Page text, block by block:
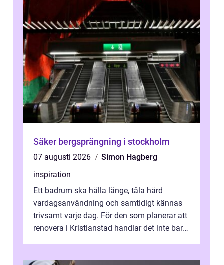
Säker bergsprängning i stockholm
07 augusti 2026
Simon Hagberg
inspiration
Ett badrum ska hålla länge, tåla hård
vardagsanvändning och samtidigt kännas
trivsamt varje dag. För den som planerar att
renovera i Kristianstad handlar det inte bara